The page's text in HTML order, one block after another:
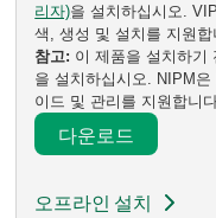
리자)을 설치하십시오.
색, 생성 및 설치를 지원합
참고: 이 제품을 설치하기
을 설치하십시오. NIPM
이드 및 관리를 지원합니
다운로드​
오프라인 설치